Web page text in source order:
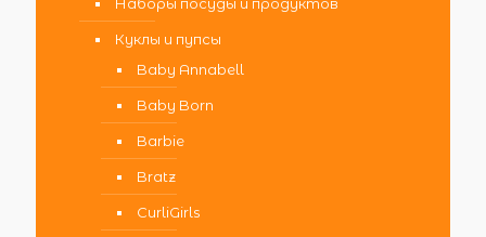
Куклы и пупсы
Baby Annabell
Baby Born
Barbie
Bratz
CurliGirls